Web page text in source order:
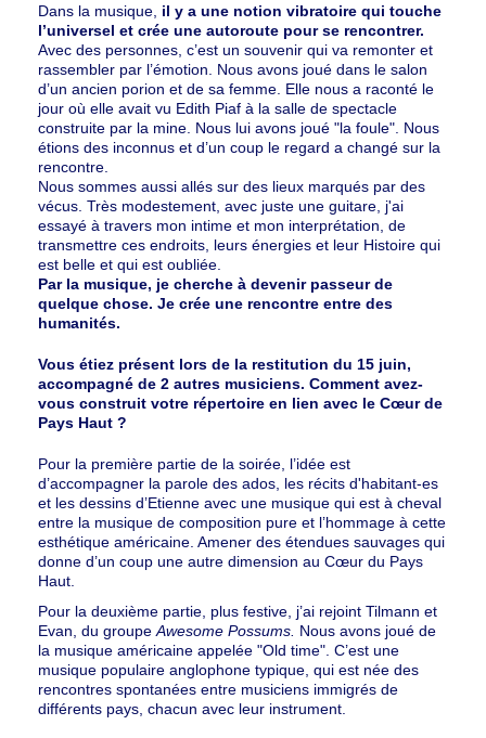
Dans la musique, il y a une notion vibratoire qui touche
l’universel et crée une autoroute pour se rencontrer.
Avec des personnes, c’est un souvenir qui va remonter et
rassembler par l’émotion. Nous avons joué dans le salon
d’un ancien porion et de sa femme. Elle nous a raconté le
jour où elle avait vu Edith Piaf à la salle de spectacle
construite par la mine. Nous lui avons joué "la foule". Nous
étions des inconnus et d’un coup le regard a changé sur la
rencontre.
Nous sommes aussi allés sur des lieux marqués par des
vécus. Très modestement, avec juste une guitare, j'ai
essayé à travers mon intime et mon interprétation, de
transmettre ces endroits, leurs énergies et leur Histoire qui
est belle et qui est oubliée.
Par la musique, je cherche à devenir passeur de
quelque chose. Je crée une rencontre entre des
humanités.
Vous étiez présent lors de la restitution du 15 juin,
accompagné de 2 autres musiciens. Comment avez-
vous construit votre répertoire en lien avec le Cœur de
Pays Haut ?
Pour la première partie de la soirée, l’idée est
d’accompagner la parole des ados, les récits d'habitant-es
et les dessins d’Etienne avec une musique qui est à cheval
entre la musique de composition pure et l’hommage à cette
esthétique américaine. Amener des étendues sauvages qui
donne d’un coup une autre dimension au Cœur du Pays
Haut.
Pour la deuxième partie, plus festive, j’ai rejoint Tilmann et
Evan, du groupe Awesome Possums. Nous avons joué de
la musique américaine appelée "Old time". C’est une
musique populaire anglophone typique, qui est née des
rencontres spontanées entre musiciens immigrés de
différents pays, chacun avec leur instrument.